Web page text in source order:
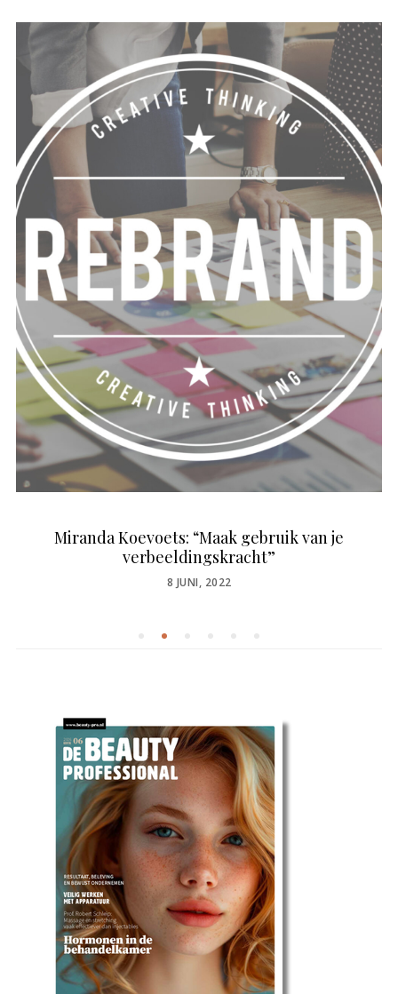
Miranda Koevoets: “Maak gebruik van je
verbeeldingskracht”
POSTED
8 JUNI, 2022